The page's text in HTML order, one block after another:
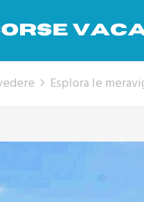
Esplora le